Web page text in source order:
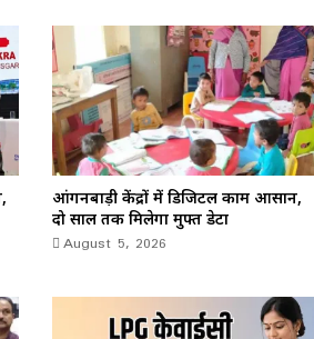
आंगनबाड़ी केंद्रों में डिजिटल काम आसान,
दो साल तक मिलेगा मुफ्त डेटा
August 5, 2026